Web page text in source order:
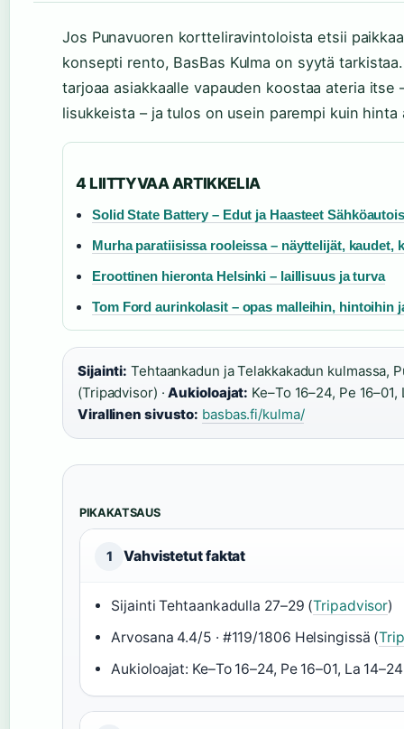
Jos Punavuoren kortteliravintoloista etsii
konsepti rento, BasBas Kulma on syytä
tarjoaa asiakkaalle vapauden koostaa ateria
lisukkeista – ja tulos on usein parempi kuin
4 LIITTYVAA ARTIKKELIA
Solid State Battery – Edut ja Haasteet
Murha paratiisissa rooleissa – näyttelijät, kaudet,
Eroottinen hieronta Helsinki – laillisuus ja turva
Tom Ford aurinkolasit – opas malleihin, hintoihin
Sijainti: Tehtaankadun ja Telakkakadun kulmassa,
(Tripadvisor) ·Aukioloajat: Ke–To 16–24, Pe 16–01,
Virallinen sivusto: basbas.fi/kulma/
PIKAKATSAUS
1 Vahvistetut faktat
Sijainti Tehtaankadulla 27–29 (Tripadvisor)
Arvosana 4.4/5 · #119/1806 Helsingissä (
Aukioloajat: Ke–To 16–24, Pe 16–01, La